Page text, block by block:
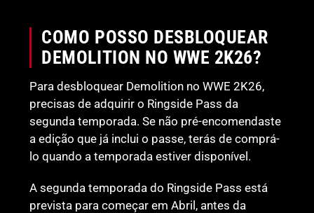
COMO POSSO DESBLOQUEAR
DEMOLITION NO WWE 2K26?
Para desbloquear Demolition no WWE 2K26,
precisas de adquirir o Ringside Pass da
segunda temporada. Se não pré-encomendaste
a edição que já inclui o passe, terás de comprá-
lo quando a temporada estiver disponível.
A segunda temporada do Ringside Pass está
prevista para começar em Abril, antes da